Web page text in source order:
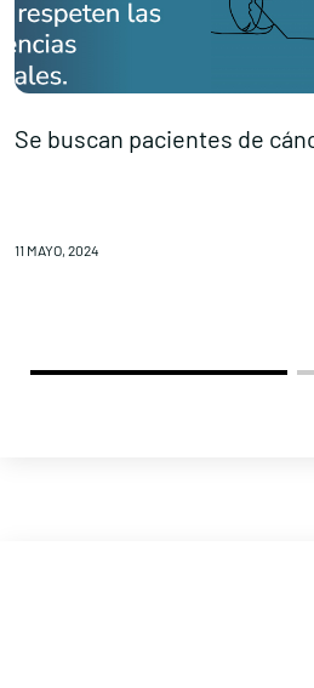
Se buscan pacientes de
11 MAYO, 2024